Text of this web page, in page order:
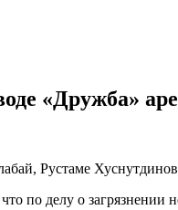
«Дружба»
Рустаме
по делу о